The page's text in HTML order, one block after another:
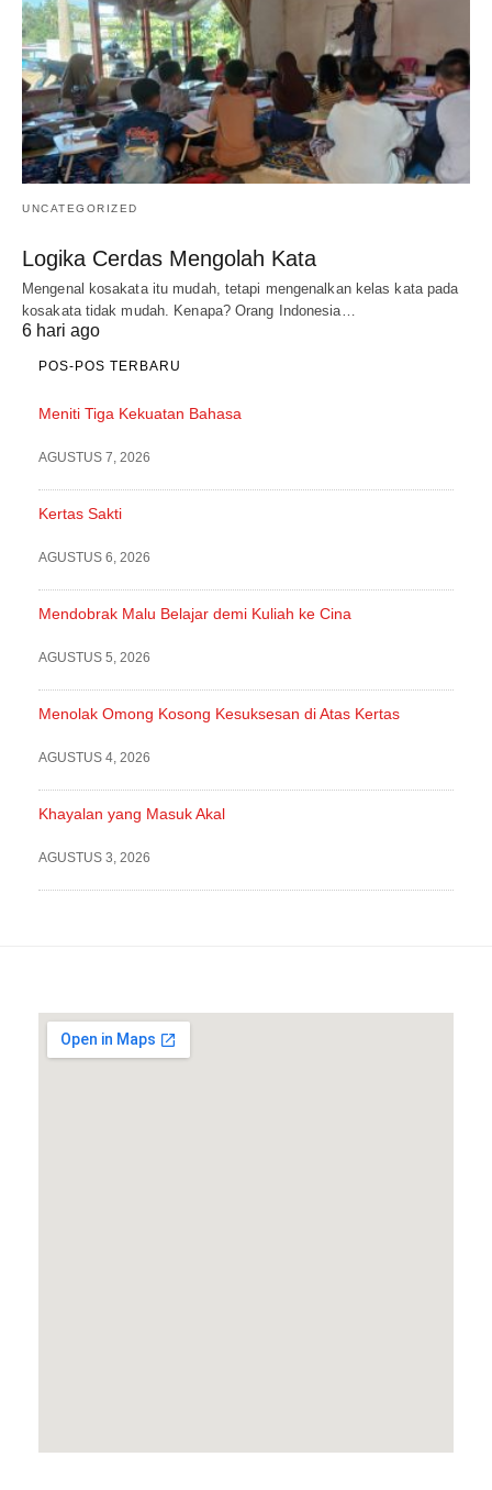
UNCATEGORIZED
Logika Cerdas Mengolah Kata
Mengenal kosakata itu mudah, tetapi mengenalkan kelas kata pada
kosakata tidak mudah. Kenapa? Orang Indonesia…
6 hari ago
POS-POS TERBARU
Meniti Tiga Kekuatan Bahasa
AGUSTUS 7, 2026
Kertas Sakti
AGUSTUS 6, 2026
Mendobrak Malu Belajar demi Kuliah ke Cina
AGUSTUS 5, 2026
Menolak Omong Kosong Kesuksesan di Atas Kertas
AGUSTUS 4, 2026
Khayalan yang Masuk Akal
AGUSTUS 3, 2026